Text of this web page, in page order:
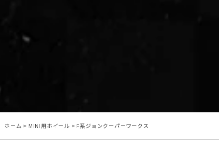
ホーム > MINI用ホイール > F系ジョンクーパーワークス